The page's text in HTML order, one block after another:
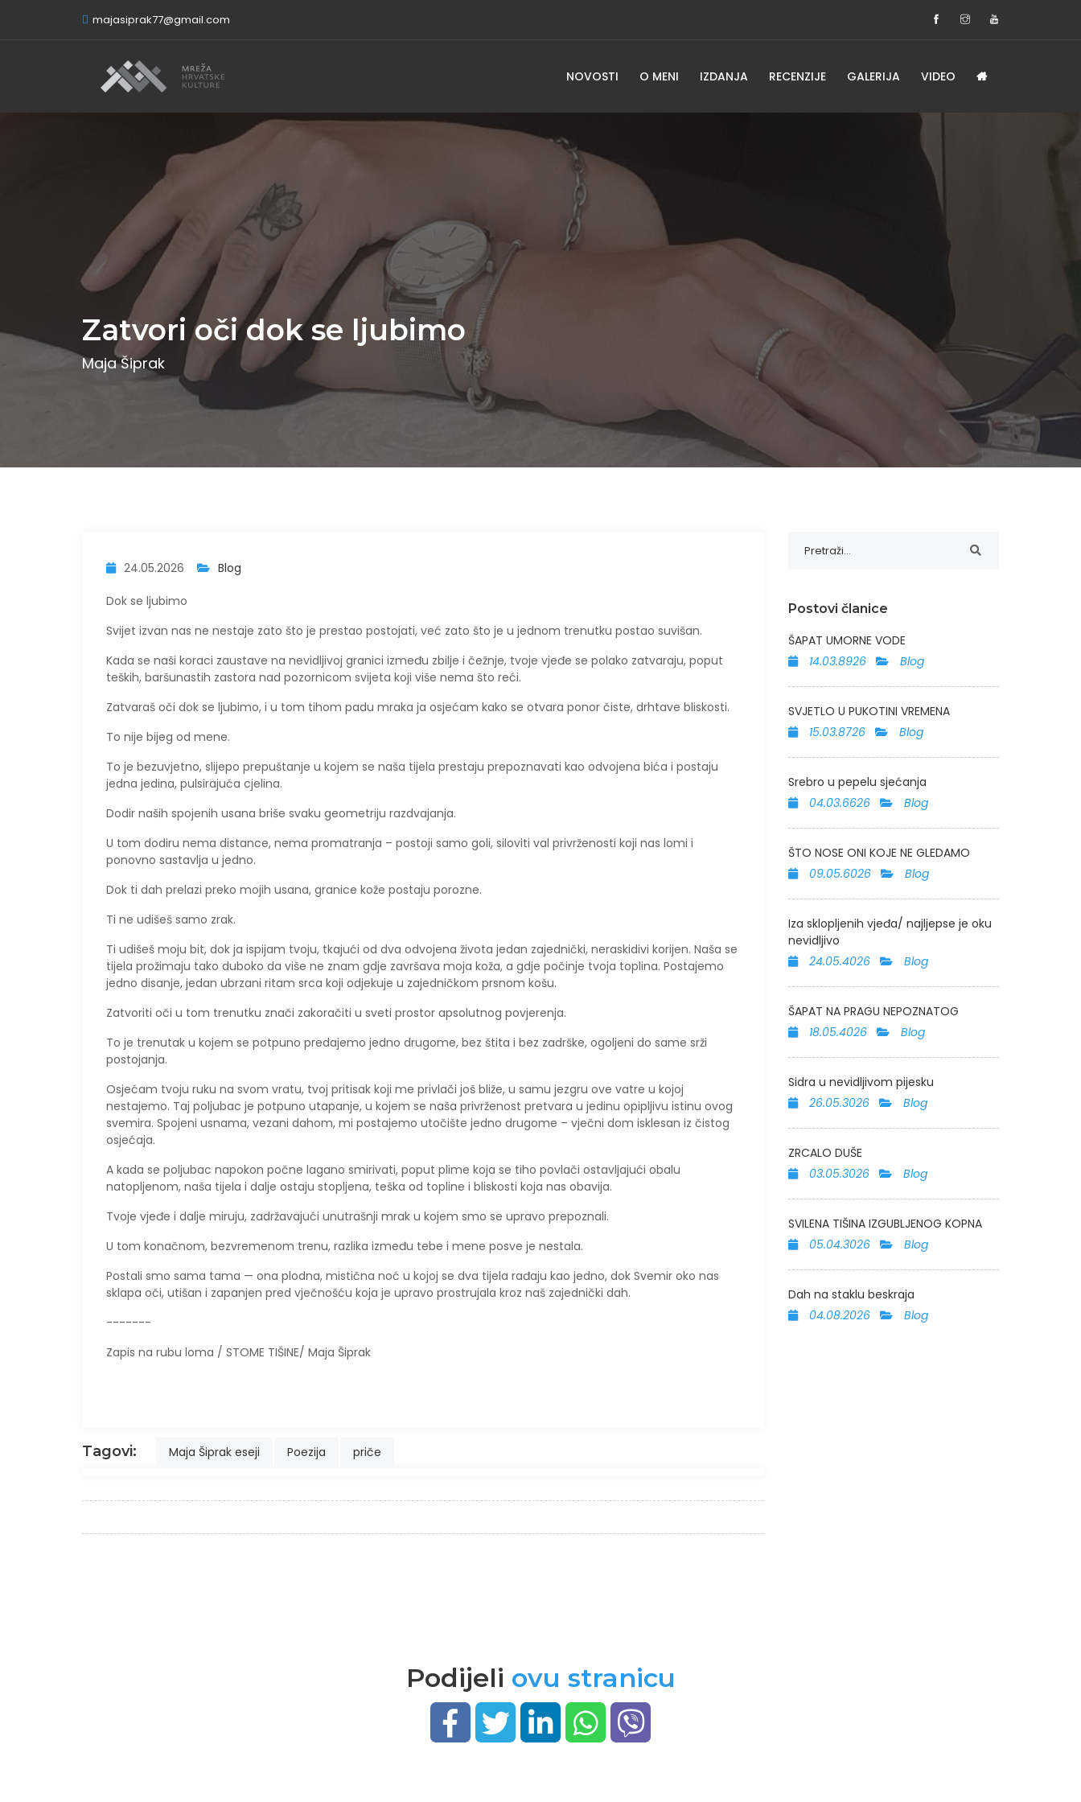
majasiprak77@gmail.com
NOVOSTI O MENI IZDANJA RECENZIJE GALERIJA VIDEO
Zatvori oči dok se ljubimo
Maja Šiprak
24.05.2026 Blog
Dok se ljubimo
Svijet izvan nas ne nestaje zato što je prestao postojati, već zato što je u jednom trenutku postao suvišan.
Kada se naši koraci zaustave na nevidljivoj granici između zbilje i čežnje, tvoje vjeđe se polako zatvaraju, poput
teških, baršunastih zastora nad pozornicom svijeta koji više nema što reći.
Zatvaraš oči dok se ljubimo, i u tom tihom padu mraka ja osjećam kako se otvara ponor čiste, drhtave bliskosti.
To nije bijeg od mene.
To je bezuvjetno, slijepo prepuštanje u kojem se naša tijela prestaju prepoznavati kao odvojena bića i postaju
jedna jedina, pulsirajuća cjelina.
​Dodir naših spojenih usana briše svaku geometriju razdvajanja.
U tom dodiru nema distance, nema promatranja – postoji samo goli, siloviti val privrženosti koji nas lomi i
ponovno sastavlja u jedno.
Dok ti dah prelazi preko mojih usana, granice kože postaju porozne.
Ti ne udišeš samo zrak.
Ti udišeš moju bit, dok ja ispijam tvoju, tkajući od dva odvojena života jedan zajednički, neraskidivi korijen. Naša se
tijela prožimaju tako duboko da više ne znam gdje završava moja koža, a gdje počinje tvoja toplina. Postajemo
jedno disanje, jedan ubrzani ritam srca koji odjekuje u zajedničkom prsnom košu.
​Zatvoriti oči u tom trenutku znači zakoračiti u sveti prostor apsolutnog povjerenja.
To je trenutak u kojem se potpuno predajemo jedno drugome, bez štita i bez zadrške, ogoljeni do same srži
postojanja.
Osjećam tvoju ruku na svom vratu, tvoj pritisak koji me privlači još bliže, u samu jezgru ove vatre u kojoj
nestajemo. Taj poljubac je potpuno utapanje, u kojem se naša privrženost pretvara u jedinu opipljivu istinu ovog
svemira. Spojeni usnama, vezani dahom, mi postajemo utočište jedno drugome – vječni dom isklesan iz čistog
osjećaja.
​A kada se poljubac napokon počne lagano smirivati, poput plime koja se tiho povlači ostavljajući obalu
natopljenom, naša tijela i dalje ostaju stopljena, teška od topline i bliskosti koja nas obavija.
Tvoje vjeđe i dalje miruju, zadržavajući unutrašnji mrak u kojem smo se upravo prepoznali.
​U tom konačnom, bezvremenom trenu, razlika između tebe i mene posve je nestala.
Postali smo sama tama — ona plodna, mistična noć u kojoj se dva tijela rađaju kao jedno, dok Svemir oko nas
sklapa oči, utišan i zapanjen pred vječnošću koja je upravo prostrujala kroz naš zajednički dah.
-------
Zapis na rubu loma / STOME TIŠINE/ Maja Šiprak
Tagovi: Maja Šiprak eseji Poezija priče
Postovi članice
ŠAPAT UMORNE VODE
14.03.8926
Blog
SVJETLO U PUKOTINI VREMENA
15.03.8726
Blog
Srebro u pepelu sjećanja
04.03.6626
Blog
ŠTO NOSE ONI KOJE NE GLEDAMO
09.05.6026
Blog
Iza sklopljenih vjeđa/ najljepse je oku
nevidljivo
24.05.4026
Blog
ŠAPAT NA PRAGU NEPOZNATOG
18.05.4026
Blog
Sidra u nevidljivom pijesku
26.05.3026
Blog
ZRCALO DUŠE
03.05.3026
Blog
SVILENA TIŠINA IZGUBLJENOG KOPNA
05.04.3026
Blog
Dah na staklu beskraja
04.08.2026
Blog
Podijeli ovu stranicu